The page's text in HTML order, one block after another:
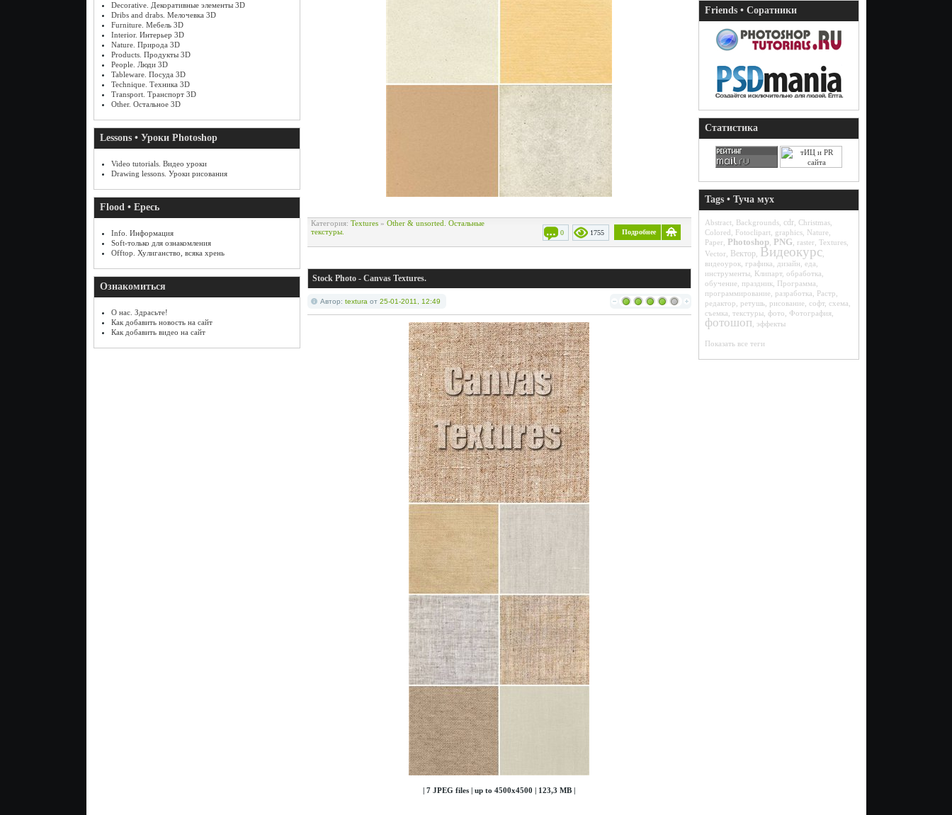
Decorative. Декоративные элементы 3D
Dribs and drabs. Мелочевка 3D
Furniture. Мебель 3D
Interior. Интерьер 3D
Nature. Природа 3D
Products. Продукты 3D
People. Люди 3D
Tableware. Посуда 3D
Technique. Техника 3D
Transport. Транспорт 3D
Other. Остальное 3D
Lessons • Уроки Photoshop
Video tutorials. Видео уроки
Drawing lessons. Уроки рисования
Flood • Ересь
Info. Информация
Soft-только для ознакомления
Offtop. Хулиганство, всяка хрень
Ознакомиться
О нас. Здрасьте!
Как добавить новость на сайт
Как добавить видео на сайт
Категория: Textures» Other & unsorted. Остальные
текстуры.
Подробнее
1755
0
Stock Photo - Canvas Textures.
Автор: textura от 25-01-2011, 12:49
| 7 JPEG files | up to 4500x4500 | 123,3 MB |
Friends • Соратники
Статистика
Tags • Туча мух
Abstract Backgrounds, cdr, Christmas,
Colored
Fotoclipart graphics, Nature
Paper, Photoshop, PNG raster, Textures,
Vector, Вектор, Видеокурс,
видеоурок, графика дизайн еда
инструменты, Клипарт, обработка
обучение
праздник, Программа
программирование
разработка Растр
редактор
ретушь, рисование софт, схема
съемка текстуры, фото Фотография,
фотошоп эффекты
Показать все теги